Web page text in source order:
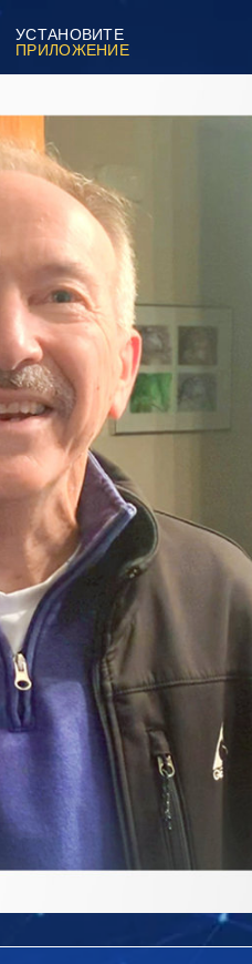
УСТАНОВИТЕ
ПРИЛОЖЕНИЕ